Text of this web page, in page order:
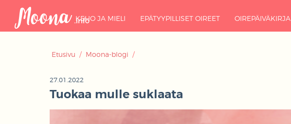
KEHO JA MIELI EPÄTYYPILLISET OIREET OIREPÄIVÄKIRJA
Etusivu / Moona-blogi /
27.01.2022
Tuokaa mulle suklaata